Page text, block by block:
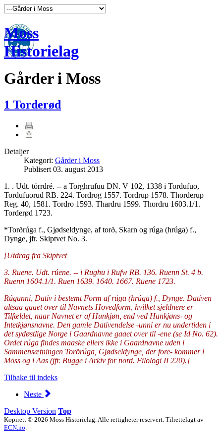
Moss
Historielag
Gårder i Moss
1 Torderød
Detaljer
Kategori: Gårder i Moss
Publisert 03. august 2013
1. . Udt. tórrdré. -- a Torghrufuu DN. V 102, 1338 i Tordufuo,
Tordufuorud RB. 224. Tordrog 1557. Tordrup 1578. Thorderup
Reg. 40, 1581. Tordro 1593. Thardru 1599. Thordru 1603.1/1.
Torderød 1723.
*Torðrúga f., Gjødseldynge, af torð, Skarn og rúga (hrúga) f.,
Dynge, jfr. Skiptvet No. 3.
[Utdrag fra Skiptvet
3. Ruene. Udt. rúene. -- i Rughu i Rufw RB. 136. Ruenn St. 4 b.
Ruenn 1604.1/1. Ruen 1639. 1640. 1667. Ruene 1723.
Rúgunni, Dativ i bestemt Form af rúga (hrúga) f., Dynge. Dativen
altsaa gaaet over til Navnets Hovedform, hvilket sjeldnere er
Tilfældet, naar Navnet er af Hunkjøn, end ved Hankjøns- og
Intetkjønsnavne. Den gamle Dativendelse -unni er nu undertiden i
det sydøstlige Norge i Gaardnavne gaaet over til -ene (se Id No. 62).
Ordet rúga findes maaske ellers ikke i Gaardnavne uden i
Sammensætningen Torðrúga, Gjødseldynge, der fore- kommer i
Moss og i Aas (jfr. Bugge i Arkiv for nord. Filologi II 220).]
Tilbake til indeks
Neste
Desktop Version Top
Kopirett © 2026 Moss Historielag. Alle rettigheter reservert. Tilrettelagt av
ECN.no.